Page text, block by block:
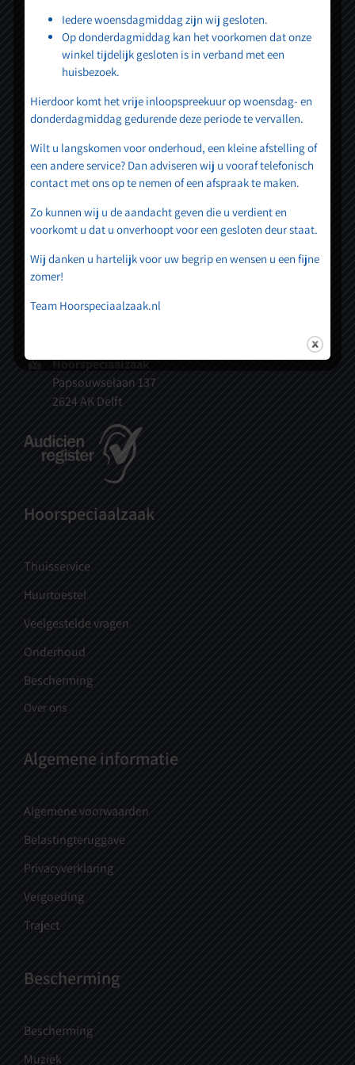
Wij heten u van harte welkom bij Hessel van
Twist Hoorspeciaalzaak.
Contact
015 – 369 06 32
afspraken@hoorspeciaalzaak.nl
Gesloten: 12:30 – 13:00
Hoorspeciaalzaak
Papsouwselaan 137
2624 AK Delft
Hoorspeciaalzaak
Thuisservice
Huurtoestel
Veelgestelde vragen
Onderhoud
Bescherming
Over ons
Algemene informatie
Algemene voorwaarden
Belastingteruggave
Privacyverklaring
Vergoeding
Traject
Bescherming
Bescherming
Muziek
Iedere woensdagmiddag zijn wij gesloten.
Op donderdagmiddag kan het voorkomen dat onze
winkel tijdelijk gesloten is in verband met een
huisbezoek.
Hierdoor komt het vrije inloopspreekuur op woensdag- en
donderdagmiddag gedurende deze periode te vervallen.
Wilt u langskomen voor onderhoud, een kleine afstelling of
een andere service? Dan adviseren wij u vooraf telefonisch
contact met ons op te nemen of een afspraak te maken.
Zo kunnen wij u de aandacht geven die u verdient en
voorkomt u dat u onverhoopt voor een gesloten deur staat.
Wij danken u hartelijk voor uw begrip en wensen u een fijne
zomer!
Team Hoorspeciaalzaak.nl